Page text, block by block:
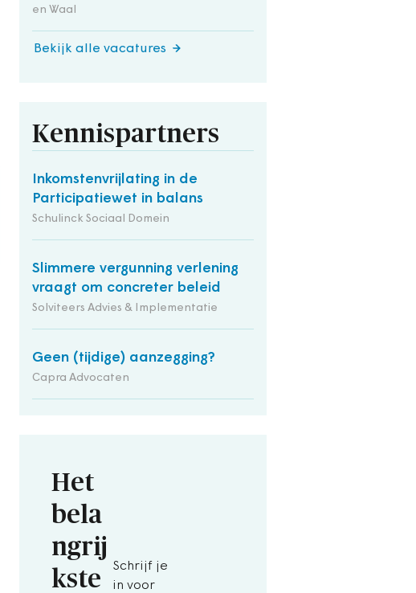
en Waal
Bekijk alle vacatures
Kennispartners
Inkomstenvrijlating in de
Participatiewet in balans
Schulinck Sociaal Domein
Slimmere vergunning verlening
vraagt om concreter beleid
Solviteers Advies & Implementatie
Geen (tijdige) aanzegging?
Capra Advocaten
Het
bela
ngrij
kste
Schrijf je
in voor